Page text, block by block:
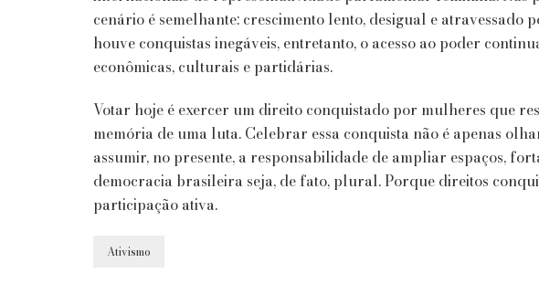
cenário é semelhante: crescimento lento, desigual e atravessado
houve conquistas inegáveis, entretanto, o acesso ao poder
econômicas, culturais e partidárias.
Votar hoje é exercer um direito conquistado por mulheres que
memória de uma luta. Celebrar essa conquista não é apenas
assumir, no presente, a responsabilidade de ampliar espaços,
democracia brasileira seja, de fato, plural. Porque direitos
participação ativa.
Ativismo